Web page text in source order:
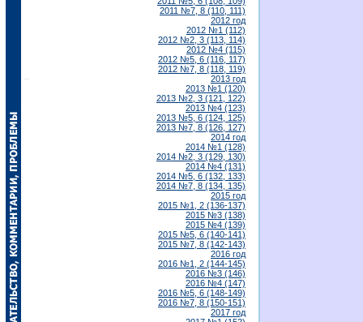
2011 №7, 8 (110, 111)
2012 год
2012 №1 (112)
2012 №2, 3 (113, 114)
2012 №4 (115)
2012 №5, 6 (116, 117)
2012 №7, 8 (118, 119)
2013 год
2013 №1 (120)
2013 №2, 3 (121, 122)
2013 №4 (123)
2013 №5, 6 (124, 125)
2013 №7, 8 (126, 127)
2014 год
2014 №1 (128)
2014 №2, 3 (129, 130)
2014 №4 (131)
2014 №5, 6 (132, 133)
2014 №7, 8 (134, 135)
2015 год
2015 №1, 2 (136-137)
2015 №3 (138)
2015 №4 (139)
2015 №5, 6 (140-141)
2015 №7, 8 (142-143)
2016 год
2016 №1, 2 (144-145)
2016 №3 (146)
2016 №4 (147)
2016 №5, 6 (148-149)
2016 №7, 8 (150-151)
2017 год